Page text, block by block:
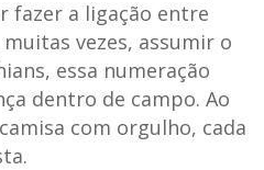
fazer a ligação entre
vezes, assumir o
essa numeração
dentro de campo. Ao
com orgulho, cada